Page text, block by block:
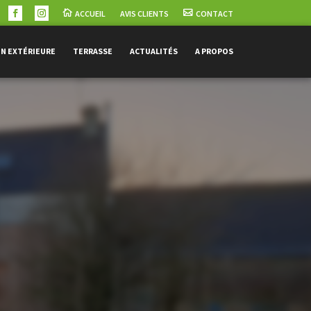
ACCUEIL AVIS CLIENTS CONTACT
EXTÉRIEURE TERRASSE ACTUALITÉS A PROPOS